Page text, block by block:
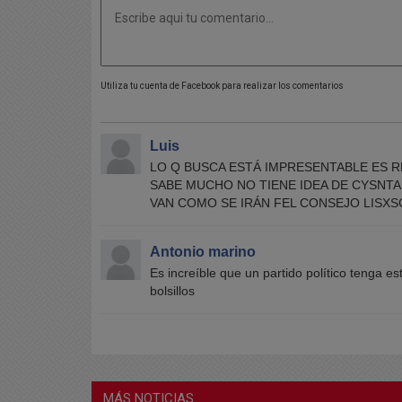
Utiliza tu cuenta de Facebook para realizar los comentarios
Luis
LO Q BUSCA ESTÁ IMPRESENTABLE ES
SABE MUCHO NO TIENE IDEA DE
VAN COMO SE IRÁN FEL CONSEJO
Antonio marino
Es increíble que un partido político tenga
bolsillos